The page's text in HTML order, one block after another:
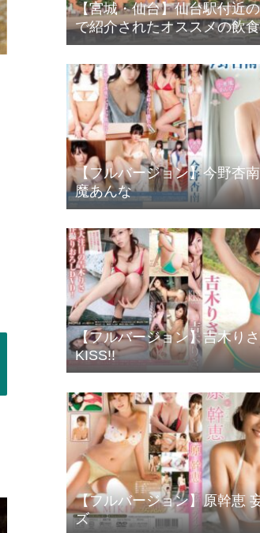
【宮城・仙台】仙台駅付近
で紹介されたオススメの飲
【フルバージョン】今野杏
魔あんな
【フルバージョン】吉木り
KISS!!
【フルバージョン】原幹恵
ズ